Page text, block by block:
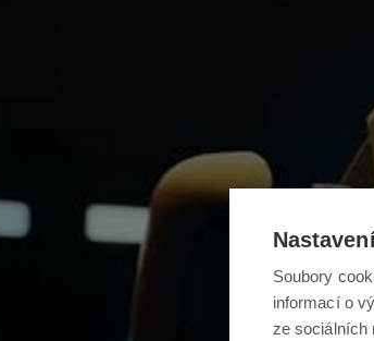
Soubory
informací o
ze sociálních